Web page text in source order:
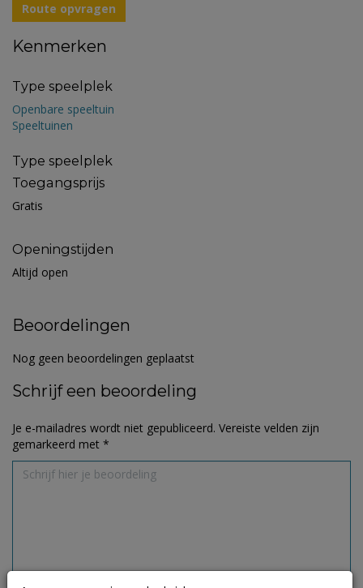
Route opvragen
Kenmerken
Type speelplek
Openbare speeltuin
Speeltuinen
Type speelplek
Toegangsprijs
Gratis
Openingstijden
Altijd open
Beoordelingen
Nog geen beoordelingen geplaatst
Schrijf een beoordeling
Je e-mailadres wordt niet gepubliceerd. Vereiste velden zijn
gemarkeerd met *